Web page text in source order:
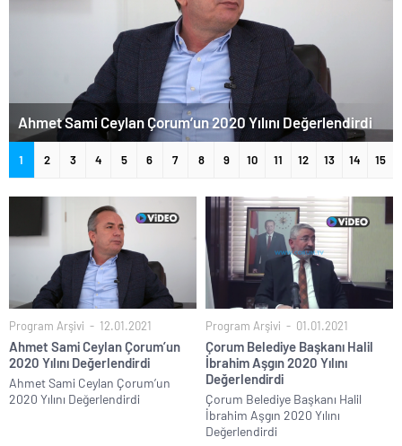
Yılını Değerlendirdi
1 2 3 4 5 6 7 8 9 10 11 12 13 14 15
Program Arşivi 12.01.2021
Ahmet Sami Ceylan Çorum’un
2020 Yılını Değerlendirdi
Ahmet Sami Ceylan Çorum’un
2020 Yılını Değerlendirdi
Program Arşivi 01.01.2021
Çorum Belediye Başkanı Halil
İbrahim Aşgın 2020 Yılını
Değerlendirdi
Çorum Belediye Başkanı Halil
İbrahim Aşgın 2020 Yılını
Değerlendirdi